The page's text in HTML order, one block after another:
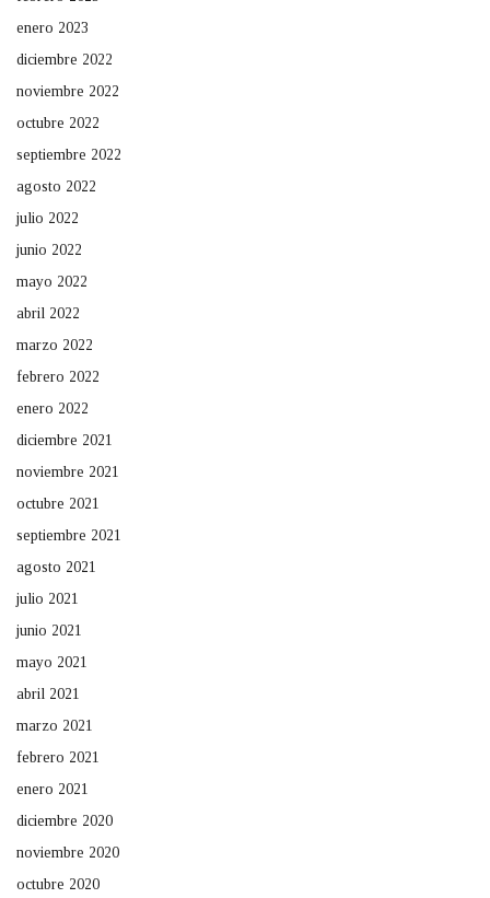
enero 2023
diciembre 2022
noviembre 2022
octubre 2022
septiembre 2022
agosto 2022
julio 2022
junio 2022
mayo 2022
abril 2022
marzo 2022
febrero 2022
enero 2022
diciembre 2021
noviembre 2021
octubre 2021
septiembre 2021
agosto 2021
julio 2021
junio 2021
mayo 2021
abril 2021
marzo 2021
febrero 2021
enero 2021
diciembre 2020
noviembre 2020
octubre 2020